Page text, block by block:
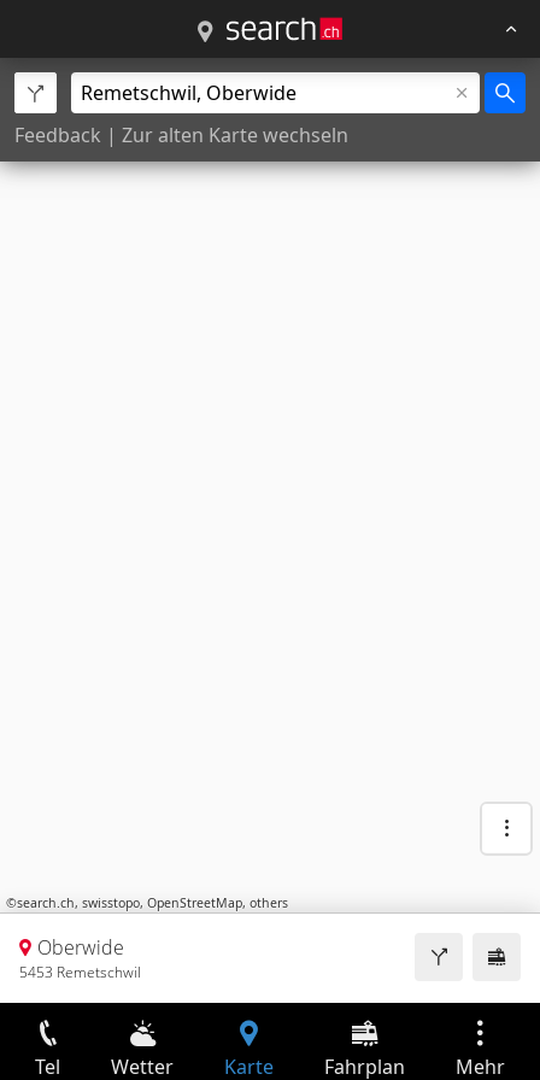
Feedback | Zur alten Karte wechseln
©search.ch, swisstopo, OpenStreetMap, others
Oberwide
5453 Remetschwil
Tel Wetter Karte Fahrplan Mehr